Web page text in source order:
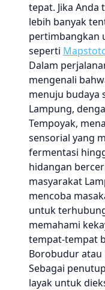
tepat. Jika
lebih banyak
pertimbangkan
seperti
Dalam
mengenali
menuju budaya
Lampung,
Tempoyak,
sensorial yang
fermentasi
hidangan
masyarakat
mencoba
untuk
memahami
tempat-tempat
Borobudur atau
Sebagai
layak untuk